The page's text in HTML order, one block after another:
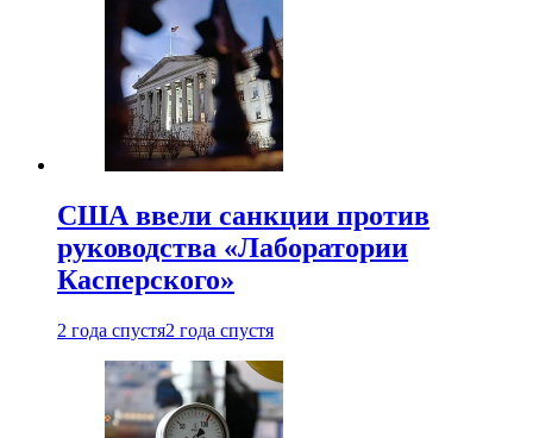
США ввели санкции против
руководства «Лаборатории
Касперского»
2 года спустя2 года спустя